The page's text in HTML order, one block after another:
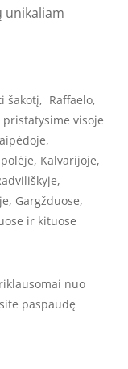
unikaliam
šakotį, Raffaelo,
visoje
Kalvarijoje,
Gargžduose,
ir kituose
nuo
paspaudę